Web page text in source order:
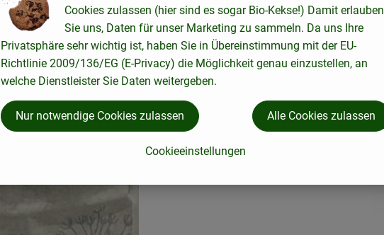
Cookies zulassen (hier sind es sogar Bio-Kekse!) Damit erlauben
Sie uns, Daten für unser Marketing zu sammeln. Da uns Ihre
Privatsphäre sehr wichtig ist, haben Sie in Übereinstimmung mit der EU-
Richtlinie 2009/136/EG (E-Privacy) die Möglichkeit genau einzustellen, an
welche Dienstleister Sie Daten weitergeben.
Cookieeinstellungen
Nur notwendige Cookies zulassen Alle Cookies zulassen